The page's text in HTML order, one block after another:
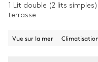
1 Lit double (2 lits simples)
terrasse
Vue sur la mer